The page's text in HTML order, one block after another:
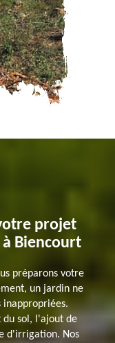
projet
Biencourt
préparons votre
un jardin ne
inappropriées.
sol, l'ajout de
d'irrigation. Nos